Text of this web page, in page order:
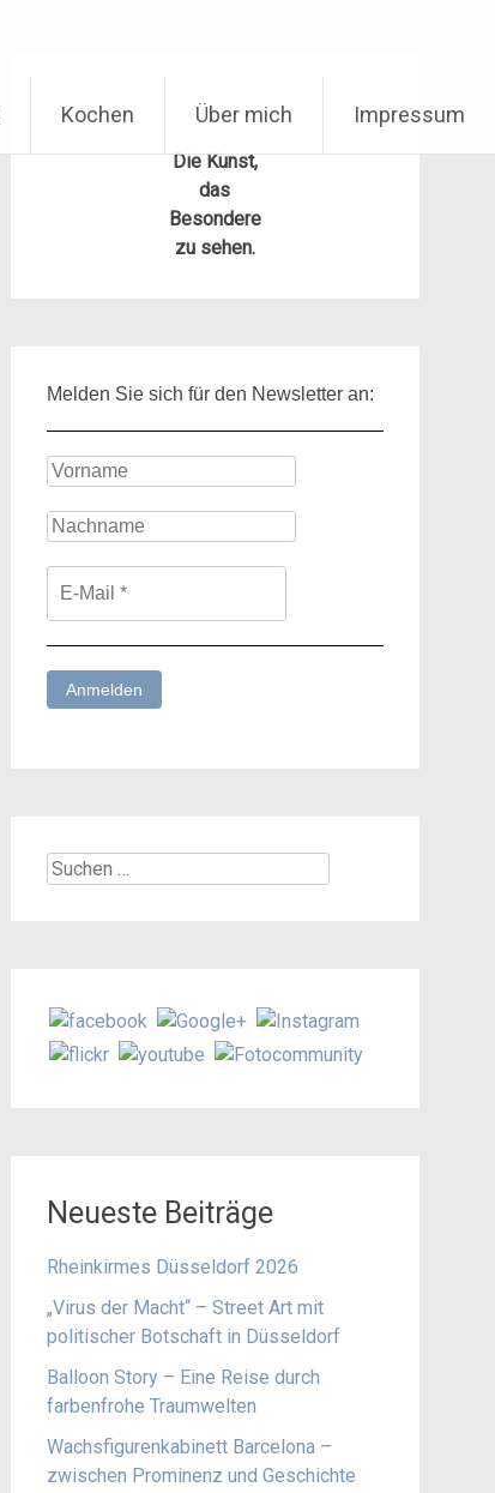
Kochen Über mich Impressum
Die Kunst,
das
Besondere
zu sehen.
Melden Sie sich für den Newsletter an:
Suchen
Neueste Beiträge
Rheinkirmes Düsseldorf 2026
„Virus der Macht“ – Street Art mit
politischer Botschaft in Düsseldorf
Balloon Story – Eine Reise durch
farbenfrohe Traumwelten
Wachsfigurenkabinett Barcelona –
zwischen Prominenz und Geschichte